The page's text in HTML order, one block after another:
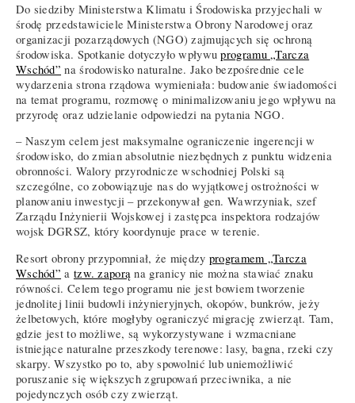
Do siedziby Ministerstwa Klimatu i Środowiska przyjechali w
środę przedstawiciele Ministerstwa Obrony Narodowej oraz
organizacji pozarządowych (NGO) zajmujących się ochroną
środowiska. Spotkanie dotyczyło wpływuprogramu „Tarcza
Wschód” na środowisko naturalne. Jako bezpośrednie cele
wydarzenia strona rządowa wymieniała: budowanie świadomości
na temat programu, rozmowę o minimalizowaniu jego wpływu na
przyrodę oraz udzielanie odpowiedzi na pytania NGO.
– Naszym celem jest maksymalne ograniczenie ingerencji w
środowisko, do zmian absolutnie niezbędnych z punktu widzenia
obronności. Walory przyrodnicze wschodniej Polski są
szczególne, co zobowiązuje nas do wyjątkowej ostrożności w
planowaniu inwestycji – przekonywał gen. Wawrzyniak, szef
Zarządu Inżynierii Wojskowej i zastępca inspektora rodzajów
wojsk DGRSZ, który koordynuje prace w terenie.
Resort obrony przypomniał, że między programem „Tarcza
Wschód” a tzw. zaporą na granicy nie można stawiać znaku
równości. Celem tego programu nie jest bowiem tworzenie
jednolitej linii budowli inżynieryjnych, okopów, bunkrów, jeży
żelbetowych, które mogłyby ograniczyć migrację zwierząt. Tam,
gdzie jest to możliwe, są wykorzystywane i wzmacniane
istniejące naturalne przeszkody terenowe: lasy, bagna, rzeki czy
skarpy. Wszystko po to, aby spowolnić lub uniemożliwić
poruszanie się większych zgrupowań przeciwnika, a nie
pojedynczych osób czy zwierząt.